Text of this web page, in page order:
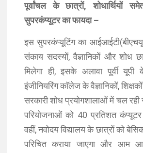
पूर्वांचल के छात्रों, शोधार्थियों
सुपरकंप्यूटर का फायदा –
इस सुपरकंप्यूटिंग का
संकाय सदस्यों, वैज्ञानिकों और शोध
मिलेगा ही, इसके अलावा पूर्वी
इंजीनियरिंग काॅलेज के वैज्ञानिकों,
सरकारी शोध प्रयोगशालाओं में चल रही
परियोजनाओं को 40 प्रतिशत कंप्यूटर
वहीं, नवोदय विद्यालय के छात्रों को
परिचित कराया जाएगा और आम